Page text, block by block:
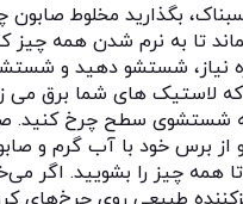
بگذارید مخلوط صابون
تا به نرم شدن همه چیز
نیاز، شستشو دهید و شستشو
لاستیک های شما برق می
شستشوی سطح چرخ کنید.
از برس خود با آب گرم و
همه چیز را بشویید. اگر